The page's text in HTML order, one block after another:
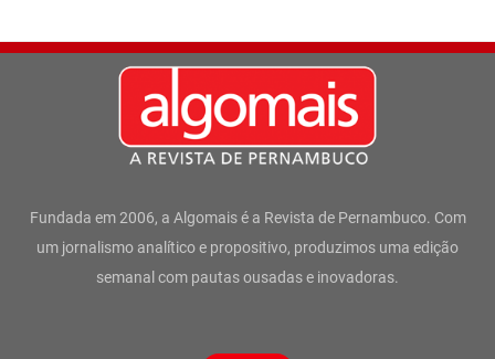
Fundada em 2006, a Algomais é a Revista de Pernambuco. Com
um jornalismo analítico e propositivo, produzimos uma edição
semanal com pautas ousadas e inovadoras.